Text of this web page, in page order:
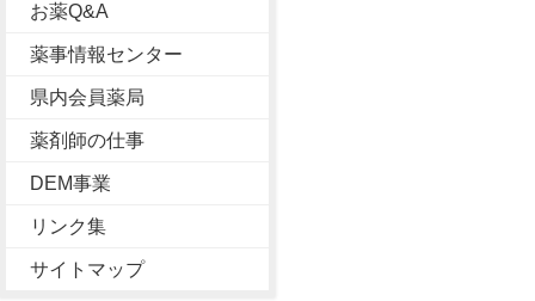
お薬Q&A
薬事情報センター
県内会員薬局
薬剤師の仕事
DEM事業
リンク集
サイトマップ